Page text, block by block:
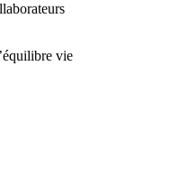
vie